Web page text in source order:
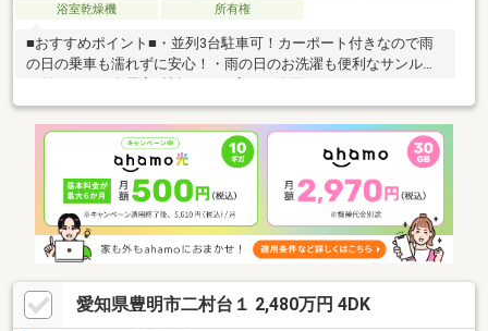
浴室乾燥機
所有権
■おすすめポイント■・並列3台駐車可！カーポート付きなので雨
の日の乗車も濡れずに安心！・雨の日のお洗濯も便利なサンルー
す！・全居室2面採光、南向きなので日当たり、風通し良好！・
2021年築の築浅物件なので室内きれいにお使いです♪・主寝室に
はWIC付！身支度や着替えが1つの空間で完結するので準備もスム
ーズです■周辺環境■・沓掛小学校・沓掛中学校・セブンイレブン
豊明沓掛小学校南店 徒歩約5分・スギ薬局 徒歩約8分・オーク
ワ豊明店 徒歩約14分徒歩圏内に商業施設が充実しているので、
住みやすい住環境が整っています！
愛知県豊明市二村台１ 2,480万円 4DK